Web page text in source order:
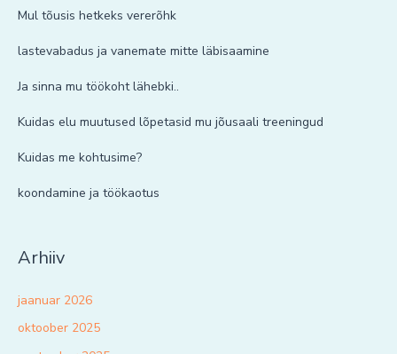
Mul tõusis hetkeks vererõhk
lastevabadus ja vanemate mitte läbisaamine
Ja sinna mu töökoht lähebki..
Kuidas elu muutused lõpetasid mu jõusaali treeningud
Kuidas me kohtusime?
koondamine ja töökaotus
Arhiiv
jaanuar 2026
oktoober 2025